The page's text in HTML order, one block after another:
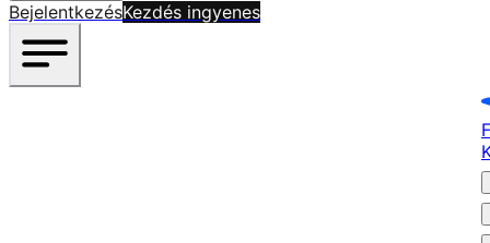
BejelentkezésKezdés ingyenes